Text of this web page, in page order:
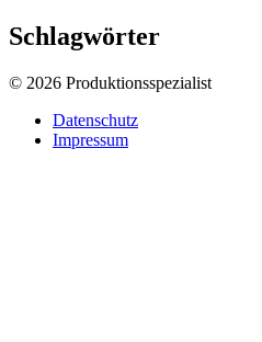
Schlagwörter
© 2026 Produktionsspezialist
Datenschutz
Impressum